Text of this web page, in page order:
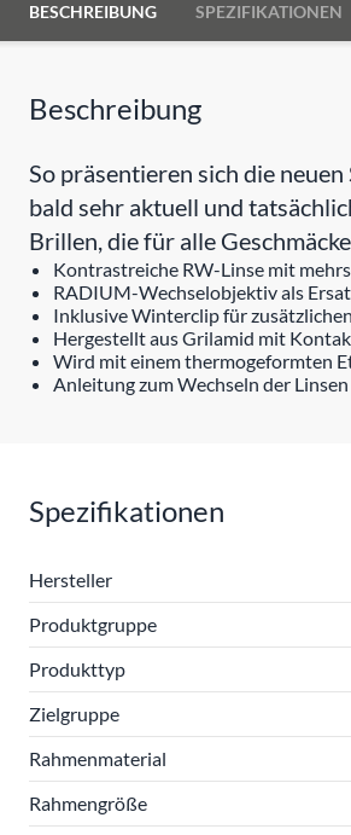
BESCHREIBUNG SPEZIFIKATIONEN
Beschreibung
So präsentieren sich die
bald sehr aktuell und
Brillen, die für alle
Kontrastreiche RW-Linse mit
RADIUM-Wechselobjektiv als
Inklusive Winterclip für
Hergestellt aus Grilamid mit
Wird mit einem thermogeformten
Anleitung zum Wechseln der Linsen
Spezifikationen
Hersteller
Produktgruppe
Produkttyp
Zielgruppe
Rahmenmaterial
Rahmengröße